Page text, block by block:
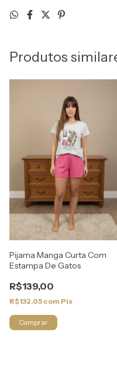
Produtos
Pijama Manga Curta Com
Estampa De Gatos
R$139,00
R$132,05 com Pix
Comprar